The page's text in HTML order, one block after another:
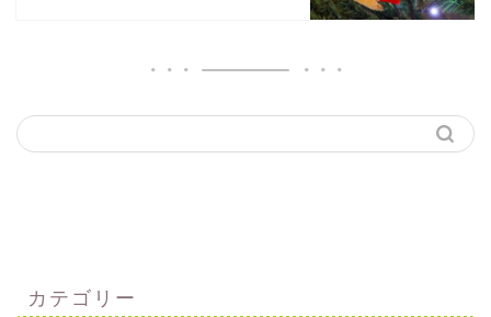
カテゴリー